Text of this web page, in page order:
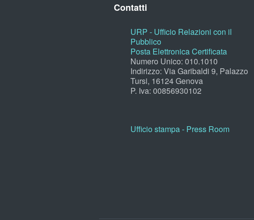
Contatti
URP - Ufficio Relazioni con il
Pubblico
Posta Elettronica Certificata
Numero Unico: 010.1010
Indirizzo: Via Garibaldi 9, Palazzo
Tursi, 16124 Genova
P. Iva: 00856930102
Ufficio stampa - Press Room